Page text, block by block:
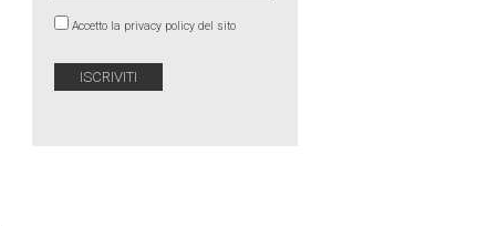
Accetto la privacy policy del sito